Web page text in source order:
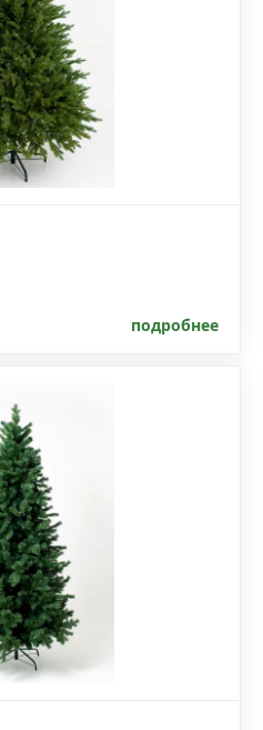
подробнее